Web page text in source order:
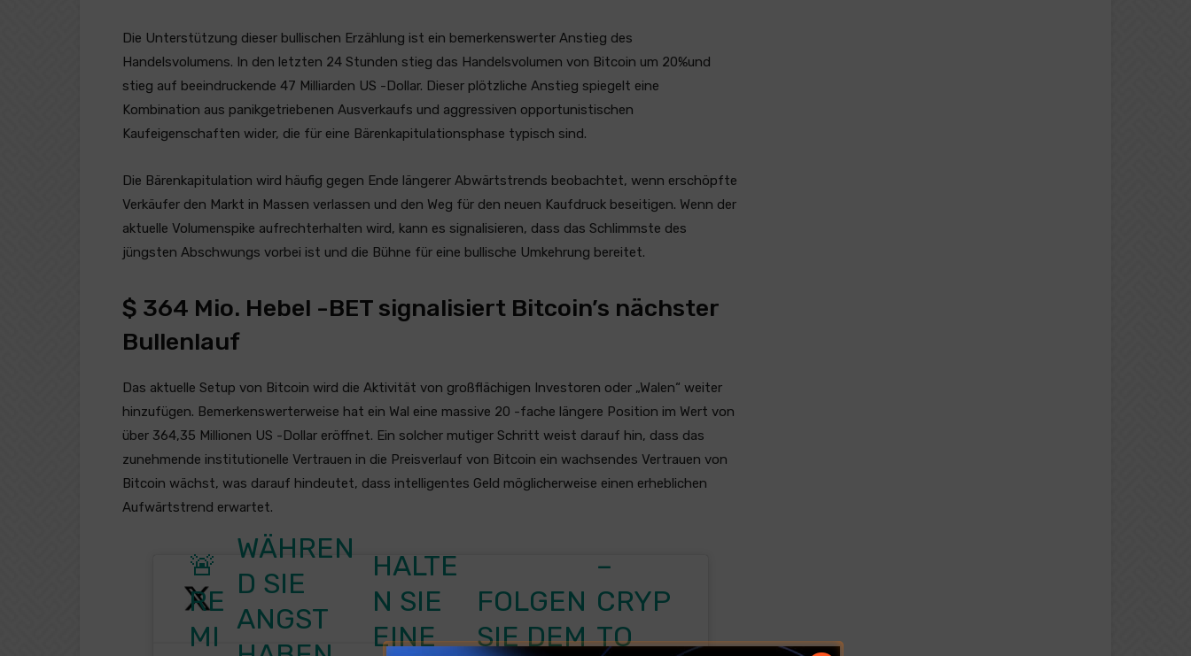
Die Unterstützung dieser bullischen Erzählung ist ein bemerkenswerter Anstieg des
Handelsvolumens. In den letzten 24 Stunden stieg das Handelsvolumen von Bitcoin um 20%und
stieg auf beeindruckende 47 Milliarden US -Dollar. Dieser plötzliche Anstieg spiegelt eine
Kombination aus panikgetriebenen Ausverkaufs und aggressiven opportunistischen
Kaufeigenschaften wider, die für eine Bärenkapitulationsphase typisch sind.
Die Bärenkapitulation wird häufig gegen Ende längerer Abwärtstrends beobachtet, wenn erschöpfte
Verkäufer den Markt in Massen verlassen und den Weg für den neuen Kaufdruck beseitigen. Wenn der
aktuelle Volumenspike aufrechterhalten wird, kann es signalisieren, dass das Schlimmste des
jüngsten Abschwungs vorbei ist und die Bühne für eine bullische Umkehrung bereitet.
$ 364 Mio. Hebel -BET signalisiert Bitcoin’s nächster
Bullenlauf
Das aktuelle Setup von Bitcoin wird die Aktivität von großflächigen Investoren oder „Walen“ weiter
hinzufügen. Bemerkenswerterweise hat ein Wal eine massive 20 -fache längere Position im Wert von
über 364,35 Millionen US -Dollar eröffnet. Ein solcher mutiger Schritt weist darauf hin, dass das
zunehmende institutionelle Vertrauen in die Preisverlauf von Bitcoin ein wachsendes Vertrauen von
Bitcoin wächst, was darauf hindeutet, dass intelligentes Geld möglicherweise einen erheblichen
Aufwärtstrend erwartet.
🚨
RE
MI
WÄHREN
D SIE
ANGST
HALTE
N SIE
EINE
FOLGEN
SIE DEM
–
CRYP
TO